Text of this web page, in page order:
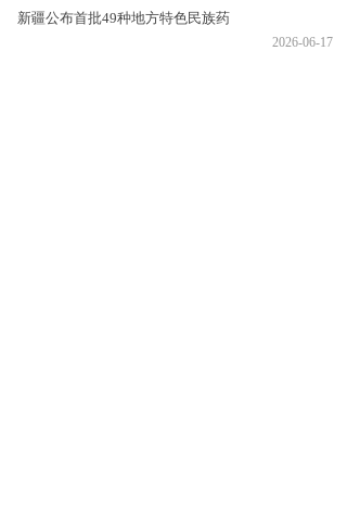
新疆公布首批49种地方特色民族药
2026-06-17